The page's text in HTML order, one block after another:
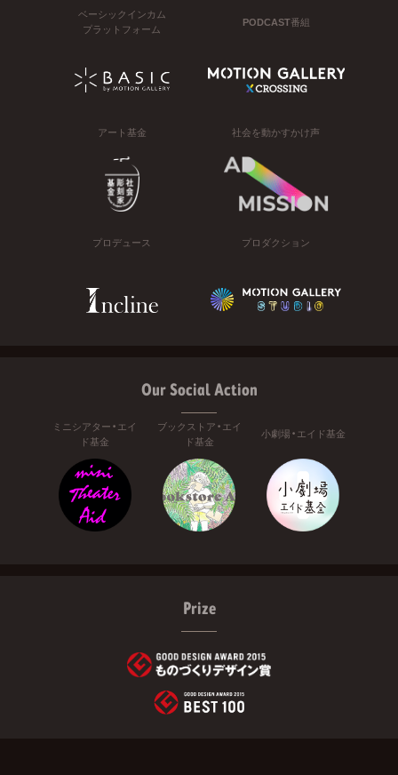
ベーシックインカム
プラットフォーム
PODCAST番組
アート基金 社会を動かすかけ声
プロデュース プロダクション
Our Social Action
ミニシアター・エイ
ド基金
ブックストア・エイ
ド基金
小劇場・エイド基金
Prize